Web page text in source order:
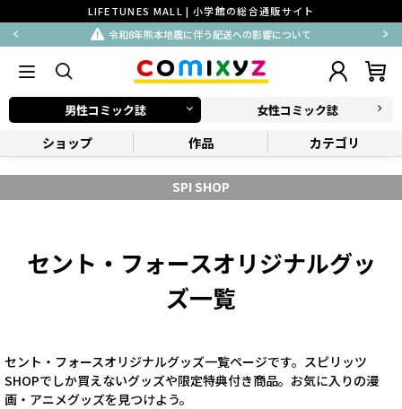
LIFETUNES MALL | 小学館の総合通販サイト
令和8年熊本地震に伴う配送への影響について
男性コミック誌 女性コミック誌
ショップ 作品 カテゴリ
SPI SHOP
セント・フォースオリジナルグッ
ズ一覧
セント・フォースオリジナルグッズ一覧ページです。スピリッツ
SHOPでしか買えないグッズや限定特典付き商品。お気に入りの漫
画・アニメグッズを見つけよう。